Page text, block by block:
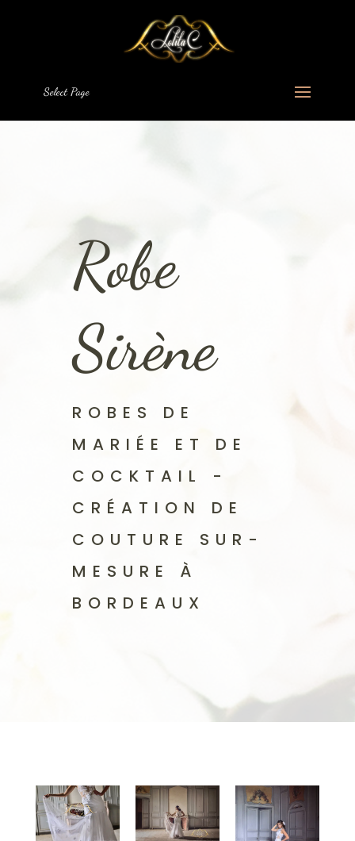
Select Page
Robe
Sirène
ROBES DE
MARIÉE ET DE
COCKTAIL -
CRÉATION DE
COUTURE SUR-
MESURE À
BORDEAUX